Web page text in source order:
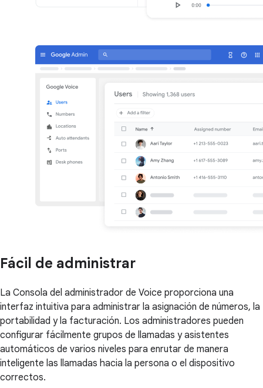
Fácil de administrar
La Consola del administrador de Voice proporciona una
interfaz intuitiva para administrar la asignación de números, la
portabilidad y la facturación. Los administradores pueden
configurar fácilmente grupos de llamadas y asistentes
automáticos de varios niveles para enrutar de manera
inteligente las llamadas hacia la persona o el dispositivo
correctos.